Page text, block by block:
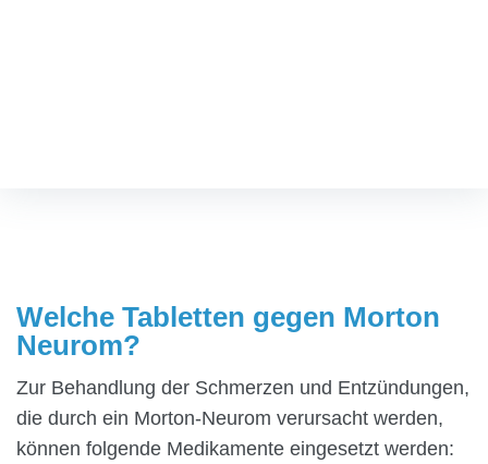
Welche Tabletten gegen Morton
Neurom?
Zur Behandlung der Schmerzen und Entzündungen,
die durch ein Morton-Neurom verursacht werden,
können folgende Medikamente eingesetzt werden: